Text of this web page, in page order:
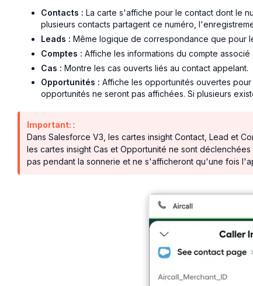
Contacts : La carte s'affiche pour le contact dont le
plusieurs contacts partagent ce numéro,
Leads : Même logique de correspondance que pour
Comptes : Affiche les informations du compte associé
Cas : Montre les cas ouverts liés au contact appelant.
Opportunités : Affiche les opportunités ouvertes
opportunités ne seront pas affichées. Si plusieurs
Important: :
Dans Salesforce V3, les cartes insight Contact, Lead et
les cartes insight Cas et Opportunité ne sont
pas pendant la sonnerie et ne s'afficheront qu'une fois